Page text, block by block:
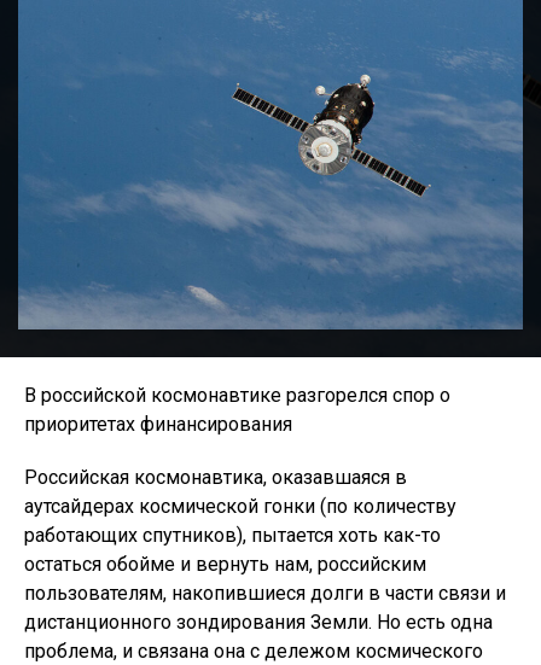
В российской космонавтике разгорелся спор о
приоритетах финансирования
Российская космонавтика, оказавшаяся в
аутсайдерах космической гонки (по количеству
работающих спутников), пытается хоть как-то
остаться обойме и вернуть нам, российским
пользователям, накопившиеся долги в части связи и
дистанционного зондирования Земли. Но есть одна
проблема, и связана она с дележом космического